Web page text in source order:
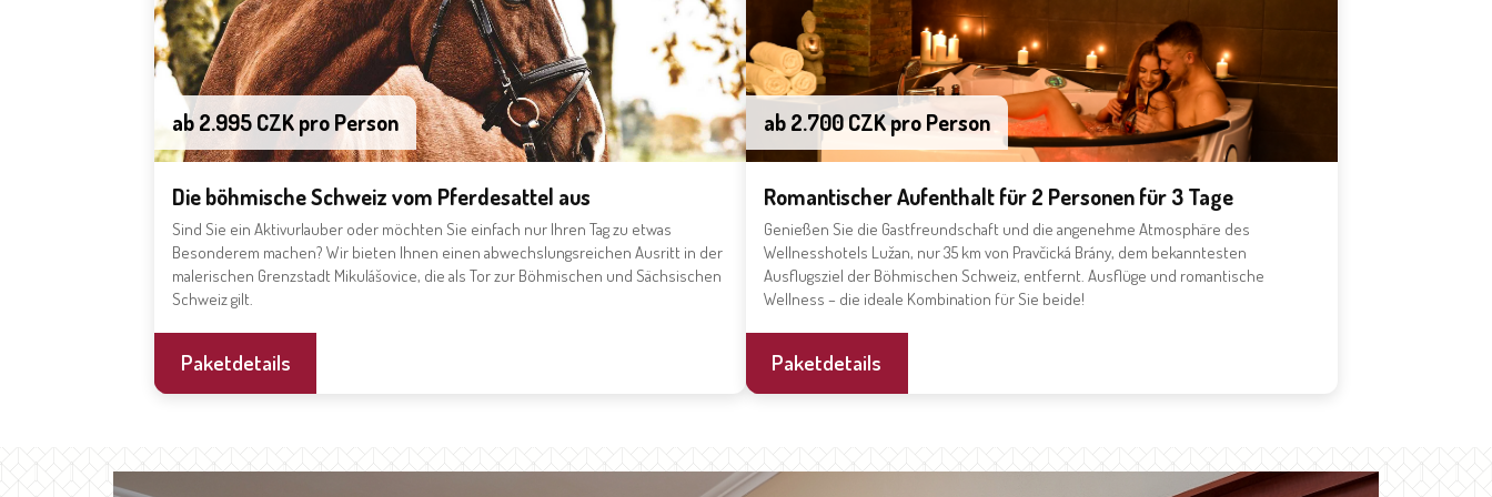
Die böhmische Schweiz vom Pferdesattel aus
Sind Sie ein Aktivurlauber oder möchten Sie einfach nur Ihren Tag zu etwas
Besonderem machen? Wir bieten Ihnen einen abwechslungsreichen Ausritt in der
malerischen Grenzstadt Mikulášovice, die als Tor zur Böhmischen und Sächsischen
Schweiz gilt.
ab 2.995 CZK pro Person
Paketdetails
Romantischer Aufenthalt für 2 Personen für 3 Tage
Genießen Sie die Gastfreundschaft und die angenehme Atmosphäre des
Wellnesshotels Lužan, nur 35 km von Pravčická Brány, dem bekanntesten
Ausflugsziel der Böhmischen Schweiz, entfernt. Ausflüge und romantische
Wellness – die ideale Kombination für Sie beide!
ab 2.700 CZK pro Person
Paketdetails